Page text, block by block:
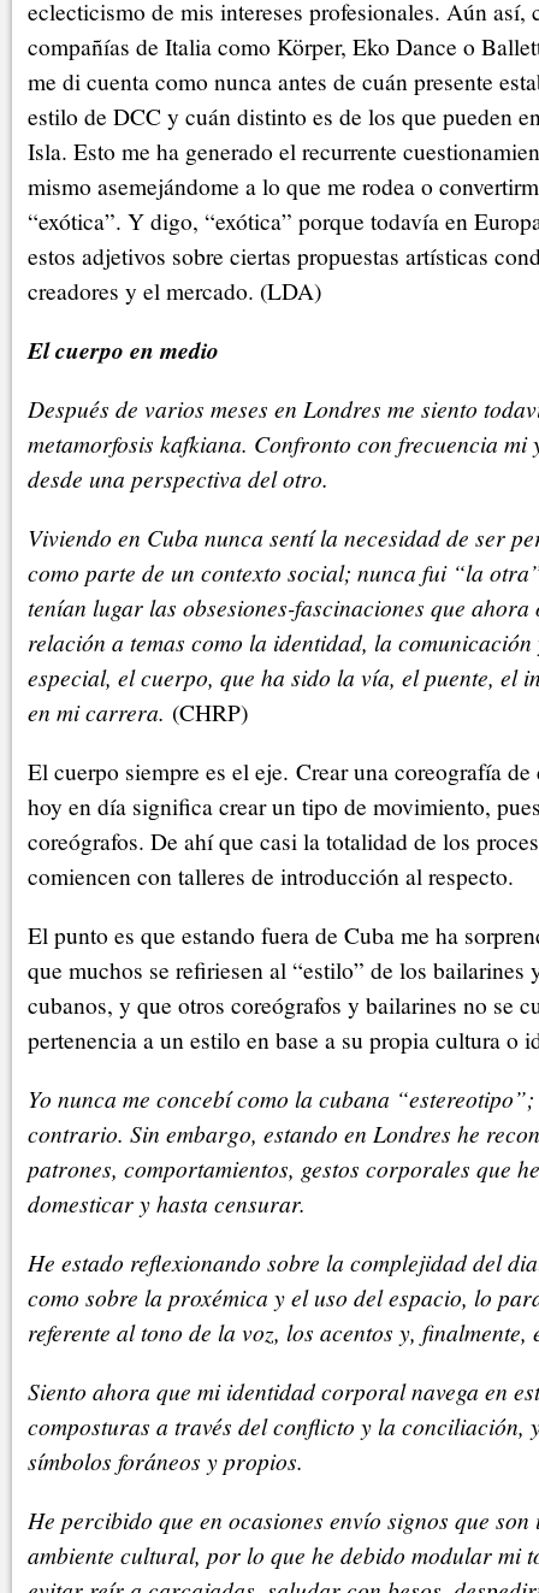
eclecticismo de mis intereses profesionales. Aún así,
compañías de Italia como Körper, Eko Dance o
me di cuenta como nunca antes de cuán presente
estilo de DCC y cuán distinto es de los que pueden
Isla. Esto me ha generado el recurrente
mismo asemejándome a lo que me rodea o
“exótica”. Y digo, “exótica” porque todavía en
estos adjetivos sobre ciertas propuestas artísticas
creadores y el mercado. (LDA)
El cuerpo en medio
Después de varios meses en Londres me siento
metamorfosis kafkiana. Confronto con frecuencia
desde una perspectiva del otro.
Viviendo en Cuba nunca sentí la necesidad de ser
como parte de un contexto social; nunca fui “la
tenían lugar las obsesiones-fascinaciones que ahora
relación a temas como la identidad, la
especial, el cuerpo, que ha sido la vía, el puente, el
en mi carrera. (CHRP)
El cuerpo siempre es el eje. Crear una coreografía
hoy en día significa crear un tipo de movimiento,
coreógrafos. De ahí que casi la totalidad de los
comiencen con talleres de introducción al respecto.
El punto es que estando fuera de Cuba me ha
que muchos se refiriesen al “estilo” de los bailarines
cubanos, y que otros coreógrafos y bailarines no se
pertenencia a un estilo en base a su propia cultura o
Yo nunca me concebí como la cubana
contrario. Sin embargo, estando en Londres he
patrones, comportamientos, gestos corporales que
domesticar y hasta censurar.
He estado reflexionando sobre la complejidad del
como sobre la proxémica y el uso del espacio, lo
referente al tono de la voz, los acentos y, finalmente,
Siento ahora que mi identidad corporal navega en
composturas a través del conflicto y la conciliación,
símbolos foráneos y propios.
He percibido que en ocasiones envío signos que son
ambiente cultural, por lo que he debido modular mi